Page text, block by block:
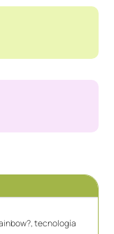
tecnología